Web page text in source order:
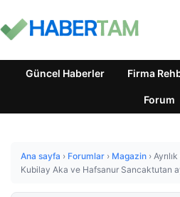
Güncel Haberler Firma
Forum
Ana sayfa › Forumlar › Magazin ›
Kubilay Aka ve Hafsanur Sancaktutan